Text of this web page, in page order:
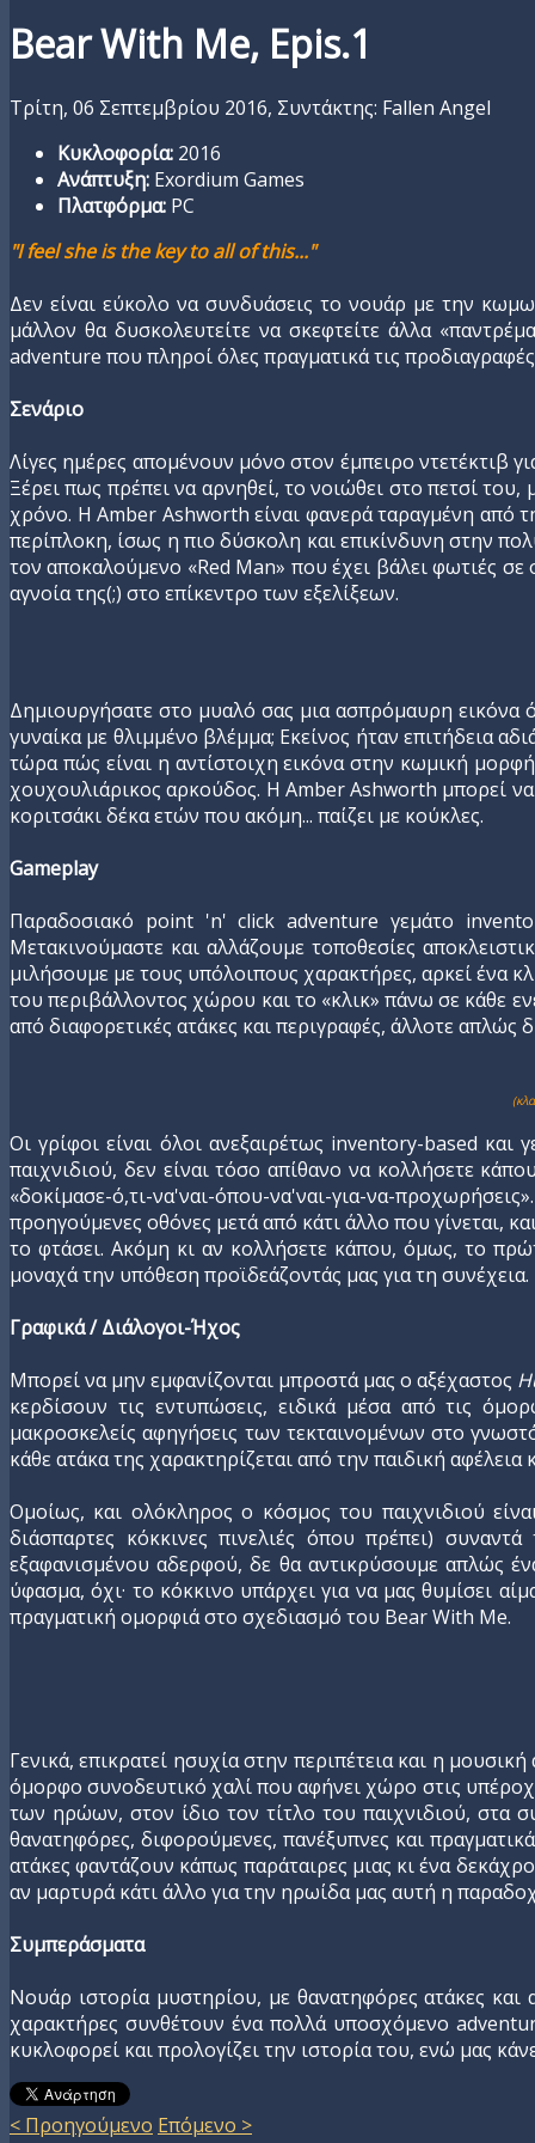
Bear With Me, Epis.1
Τρίτη, 06 Σεπτεμβρίου 2016, Συντάκτης: Fallen Angel
Κυκλοφορία: 2016
Ανάπτυξη: Exordium Games
Πλατφόρμα: PC
"I feel she is the key to all of this..."
Δεν είναι εύκολο να συνδυάσεις το νουάρ με την
μάλλον θα δυσκολευτείτε να σκεφτείτε άλλα
adventure που πληροί όλες πραγματικά τις
Σενάριο
Λίγες ημέρες απομένουν μόνο στον έμπειρο ντετέκτιβ
Ξέρει πως πρέπει να αρνηθεί, το νοιώθει στο πετσί
χρόνο. Η Amber Ashworth είναι φανερά ταραγμένη από
περίπλοκη, ίσως η πιο δύσκολη και επικίνδυνη στην
τον αποκαλούμενο «Red Man» που έχει βάλει φωτιές
αγνοία της(;) στο επίκεντρο των εξελίξεων.
Δημιουργήσατε στο μυαλό σας μια ασπρόμαυρη εικόνα
γυναίκα με θλιμμένο βλέμμα; Εκείνος ήταν επιτήδεια
τώρα πώς είναι η αντίστοιχη εικόνα στην κωμική
χουχουλιάρικος αρκούδος. Η Amber Ashworth μπορεί να
κοριτσάκι δέκα ετών που ακόμη... παίζει με κούκλες.
Gameplay
Παραδοσιακό point 'n' click adventure γεμάτο
Μετακινούμαστε και αλλάζουμε τοποθεσίες
μιλήσουμε με τους υπόλοιπους χαρακτήρες, αρκεί ένα
του περιβάλλοντος χώρου και το «κλικ» πάνω σε κάθε
από διαφορετικές ατάκες και περιγραφές, άλλοτε απλώς
Οι γρίφοι είναι όλοι ανεξαιρέτως inventory-based και
παιχνιδιού, δεν είναι τόσο απίθανο να κολλήσετε
«δοκίμασε-ό,τι-να'ναι-όπου-να'ναι-για-να-
προηγούμενες οθόνες μετά από κάτι άλλο που γίνεται,
το φτάσει. Ακόμη κι αν κολλήσετε κάπου, όμως, το
μοναχά την υπόθεση προϊδεάζοντάς μας για τη συνέχεια.
Γραφικά / Διάλογοι-Ήχος
Μπορεί να μην εμφανίζονται μπροστά μας ο αξέχαστος
κερδίσουν τις εντυπώσεις, ειδικά μέσα από τις
μακροσκελείς αφηγήσεις των τεκταινομένων στο
κάθε ατάκα της χαρακτηρίζεται από την παιδική αφέλεια
Ομοίως, και ολόκληρος ο κόσμος του παιχνιδιού
διάσπαρτες κόκκινες πινελιές όπου πρέπει)
εξαφανισμένου αδερφού, δε θα αντικρύσουμε απλώς
ύφασμα, όχι· το κόκκινο υπάρχει για να μας θυμίσει
πραγματική ομορφιά στο σχεδιασμό του Bear With Me.
Γενικά, επικρατεί ησυχία στην περιπέτεια και η
όμορφο συνοδευτικό χαλί που αφήνει χώρο στις
των ηρώων, στον ίδιο τον τίτλο του παιχνιδιού, στα
θανατηφόρες, διφορούμενες, πανέξυπνες και
ατάκες φαντάζουν κάπως παράταιρες μιας κι ένα
αν μαρτυρά κάτι άλλο για την ηρωίδα μας αυτή η
Συμπεράσματα
Νουάρ ιστορία μυστηρίου, με θανατηφόρες ατάκες
χαρακτήρες συνθέτουν ένα πολλά υποσχόμενο
κυκλοφορεί και προλογίζει την ιστορία του, ενώ μας
< Προηγούμενο Επόμενο >